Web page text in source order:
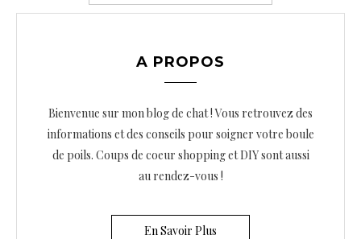
A PROPOS
Bienvenue sur mon blog de chat ! Vous retrouvez des
informations et des conseils pour soigner votre boule
de poils. Coups de coeur shopping et DIY sont aussi
au rendez-vous !
En Savoir Plus